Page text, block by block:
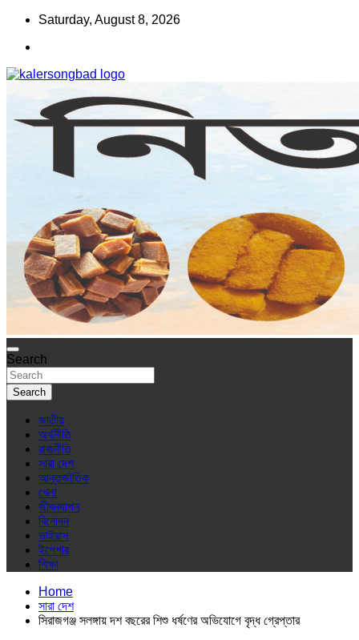
Skip
content
Saturday, August 8, 2026
কালের সংবাদ
www.kalersongbad.com
Search
Search
জাতীয়
অর্থনীতি
রাজনীতি
সারা দেশ
আন্তর্জাতিক
খেলা
জীবনযাপন
বিনোদন
ভাইরাস
ইপেপার
শিক্ষা
Home
সারা দেশ
সিরাজগঞ্জ সলঙ্গায় দশ বছরের শিশু ধর্ষণের অভিযোগে বৃদ্ধ গ্রেপ্তার